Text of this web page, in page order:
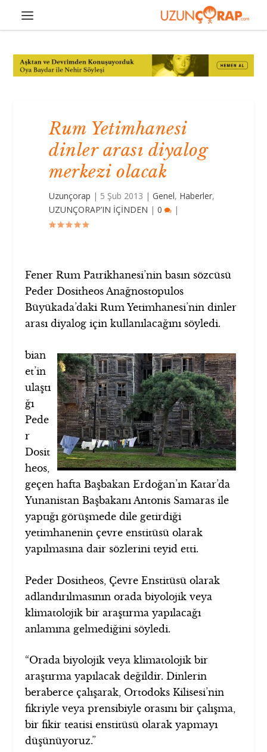
Rum Yetimhanesi
dinler arası diyalog
merkezi olacak
Uzunçorap | 5 Şub 2013 |Genel, Haberler,
UZUNÇORAP’IN İÇİNDEN |0 |
Fener Rum Patrikhanesi’nin basın sözcüsü
Peder Dositheos Anağnostopulos
Büyükada’daki Rum Yetimhanesi’nin dinler
arası diyalog için kullanılacağını söyledi.
bian
et’in
ulaştı
ğı
Pede
r
Dosit
heos,
geçen hafta Başbakan Erdoğan’ın Katar’da
Yunanistan Başbakanı Antonis Samaras ile
yaptığı görüşmede dile getirdiği
yetimhanenin çevre enstitüsü olarak
yapılmasına dair sözlerini teyid etti.
Peder Dositheos, Çevre Enstitüsü olarak
adlandırılmasının orada biyolojik veya
klimatolojik bir araştırma yapılacağı
anlamına gelmediğini söyledi.
“Orada biyolojik veya klimatolojik bir
araştırma yapılacak değildir. Dinlerin
beraberce çalışarak, Ortodoks Kilisesi’nin
fikriyle veya prensibiyle orasını bir çalışma,
bir fikir teatisi enstitüsü olarak yapmayı
düşünüyoruz.”